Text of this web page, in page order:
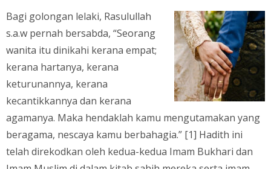
Bagi golongan lelaki, Rasulullah
s.a.w pernah bersabda, “Seorang
wanita itu dinikahi kerana empat;
kerana hartanya, kerana
keturunannya, kerana
kecantikkannya dan kerana
agamanya. Maka hendaklah kamu mengutamakan yang
beragama, nescaya kamu berbahagia.” [1] Hadith ini
telah direkodkan oleh kedua-kedua Imam Bukhari dan